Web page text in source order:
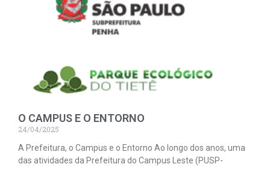
O CAMPUS E O ENTORNO
24/04/2025
A Prefeitura, o Campus e o Entorno Ao longo dos anos, uma
das atividades da Prefeitura do Campus Leste (PUSP-